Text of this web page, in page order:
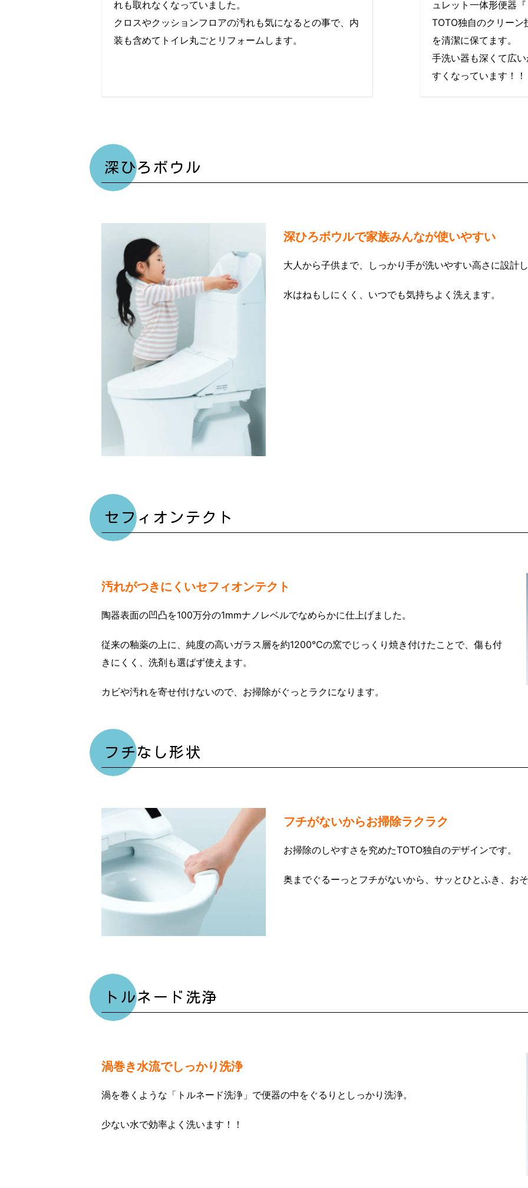
れも取れなくなっていました。
クロスやクッションフロアの汚れも気になるとの事で、内
装も含めてトイレ丸ごとリフォームします。
ュレット一体形便器
TOTO独自のクリーン
を清潔に保てます。
手洗い器も深くて広
すくなっています！！
深ひろボウル
深ひろボウルで家族みんなが使いやすい
大人から子供まで、しっかり手が洗いやすい高さに設計し
水はねもしにくく、いつでも気持ちよく洗えます。
セフィオンテクト
汚れがつきにくいセフィオンテクト
陶器表面の凹凸を100万分の1mmナノレベルでなめらかに仕上げました。
従来の釉薬の上に、純度の高いガラス層を約1200℃の窯でじっくり焼き付けたことで、傷も付
きにくく、洗剤も選ばず使えます。
カビや汚れを寄せ付けないので、お掃除がぐっとラクになります。
フチなし形状
フチがないからお掃除ラクラク
お掃除のしやすさを究めたTOTO独自のデザインです。
奥までぐるーっとフチがないから、サッとひとふき、お
トルネード洗浄
渦巻き水流でしっかり洗浄
渦を巻くような「トルネード洗浄」で便器の中をぐるりとしっかり洗浄。
少ない水で効率よく洗います！！